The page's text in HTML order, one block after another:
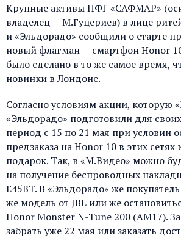
Крупные активы ПФГ «САФМАР»
владелец — М.Гуцериев) в лице
и «Эльдорадо» сообщили о старте
новый флагман — смартфон Honor
было сделано в то же самое время,
новинки в Лондоне.
Согласно условиям акции, которую
«Эльдорадо» подготовили для
период с 15 по 21 мая при условии
предзаказа на Honor 10 в этих
подарок. Так, в «М.Видео» можно
на получение беспроводных
E45BT. В «Эльдорадо» же
же модель от JBL или же
Honor Monster N-Tune 200 (AM17).
забрать уже 22 мая или заказать